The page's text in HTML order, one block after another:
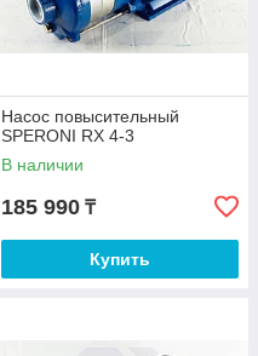
Насос повысительный
SPERONI RX 4-3
В наличии
185 990 ₸
Купить